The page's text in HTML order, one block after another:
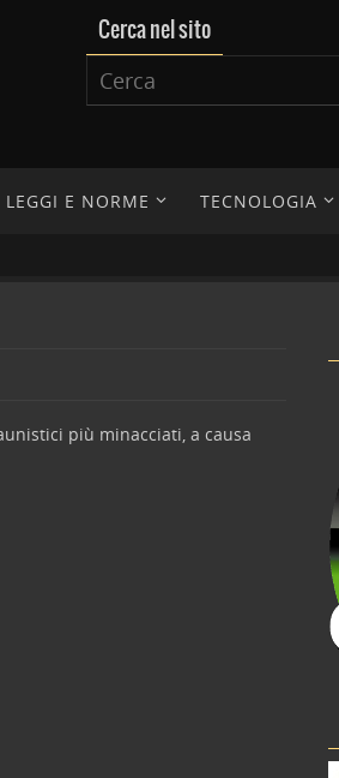
Cerca nel sito
LEGGI E NORME TECNOLOGIA
più minacciati, a causa